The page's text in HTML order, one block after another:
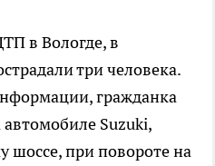
в Вологде, в
три человека.
гражданка
Suzuki,
шоссе, при повороте на